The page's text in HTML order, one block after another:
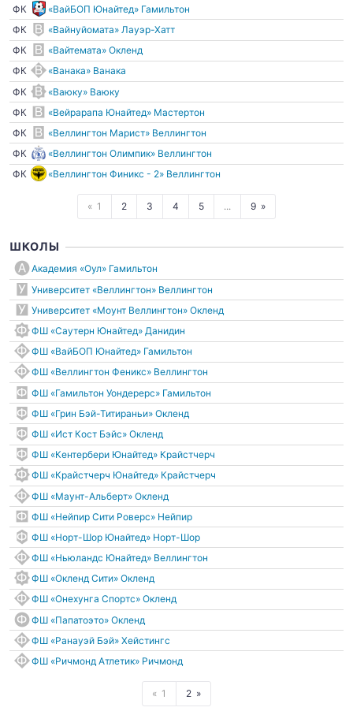
ФК
«ВайБОП Юнайтед» Гамильтон
ФК
«Вайнуйомата» Лауэр-Хатт
ФК
«Вайтемата» Окленд
ФК
«Ванака» Ванака
ФК
«Ваюку» Ваюку
ФК
«Вейрарапа Юнайтед» Мастертон
ФК
«Веллингтон Марист» Веллингтон
ФК
«Веллингтон Олимпик» Веллингтон
ФК
«Веллингтон Финикс - 2» Веллингтон
1 2 3 4 5 ... 9
ШКОЛЫ
Академия «Оул» Гамильтон
Университет «Веллингтон» Веллингтон
Университет «Моунт Веллингтон» Окленд
ФШ «Саутерн Юнайтед» Данидин
ФШ «ВайБОП Юнайтед» Гамильтон
ФШ «Веллингтон Феникс» Веллингтон
ФШ «Гамильтон Уондерерс» Гамильтон
ФШ «Грин Бэй-Титираньи» Окленд
ФШ «Ист Кост Бэйс» Окленд
ФШ «Кентербери Юнайтед» Крайстчерч
ФШ «Крайстчерч Юнайтед» Крайстчерч
ФШ «Маунт-Альберт» Окленд
ФШ «Нейпир Сити Роверс» Нейпир
ФШ «Норт-Шор Юнайтед» Норт-Шор
ФШ «Ньюландс Юнайтед» Веллингтон
ФШ «Окленд Сити» Окленд
ФШ «Онехунга Спортс» Окленд
ФШ «Папатоэто» Окленд
ФШ «Ранауэй Бэй» Хейстингс
ФШ «Ричмонд Атлетик» Ричмонд
1 2